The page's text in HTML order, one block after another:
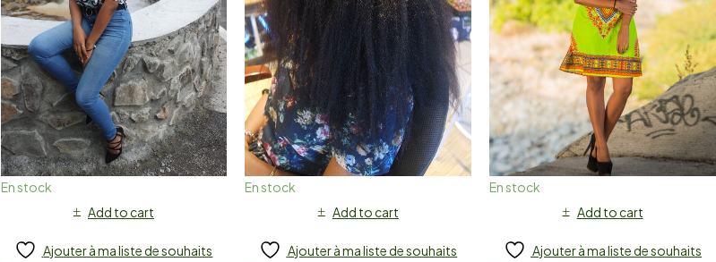
En stock
Add to cart
Ajouter à ma liste de souhaits
En stock
Add to cart
Ajouter à ma liste de souhaits
En stock
Add to cart
Ajouter à ma liste de souhaits